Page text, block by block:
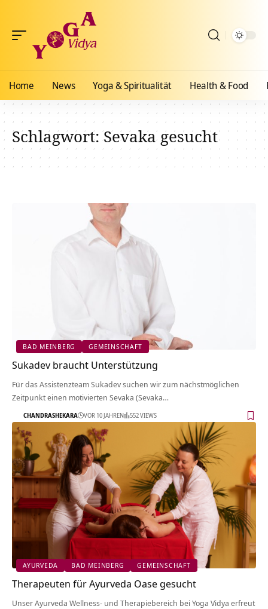
Home News Yoga & Spiritualität Health & Food
Schlagwort:Sevaka gesucht
BAD MEINBERG GEMEINSCHAFT
Sukadev braucht Unterstützung
Für das Assistenzteam Sukadev suchen wir zum nächstmöglichen
Zeitpunkt einen motivierten Sevaka (Sevaka…
CHANDRASHEKARA VOR 10 JAHREN 552 VIEWS
AYURVEDA BAD MEINBERG GEMEINSCHAFT
Therapeuten für Ayurveda Oase gesucht
Unser Ayurveda Wellness- und Therapiebereich bei Yoga Vidya erfreut